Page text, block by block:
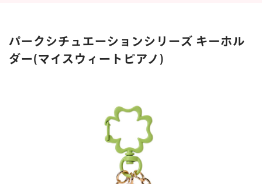
アクセス フロアマップ
パークシチュエーションシリーズ キーホル
ダー(マイスウィートピアノ)